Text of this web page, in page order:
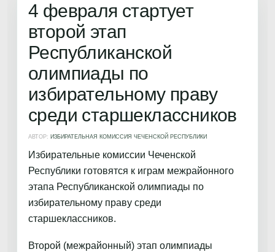
4 февраля стартует
второй этап
Республиканской
олимпиады по
избирательному праву
среди старшеклассников
АВТОР: ИЗБИРАТЕЛЬНАЯ КОМИССИЯ ЧЕЧЕНСКОЙ РЕСПУБЛИКИ
Избирательные комиссии Чеченской
Республики готовятся к играм межрайонного
этапа Республиканской олимпиады по
избирательному праву среди
старшеклассников.
Второй (межрайонный) этап олимпиады